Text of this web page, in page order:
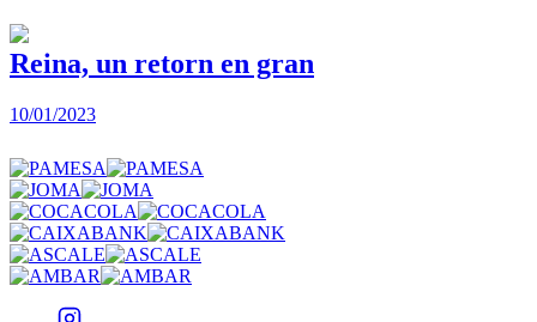
Reina, un retorn en gran
10/01/2023